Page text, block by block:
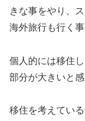
きな事をやり、
海外旅行も行く事
個人的には移住
部分が大きいと感
移住を考えてい